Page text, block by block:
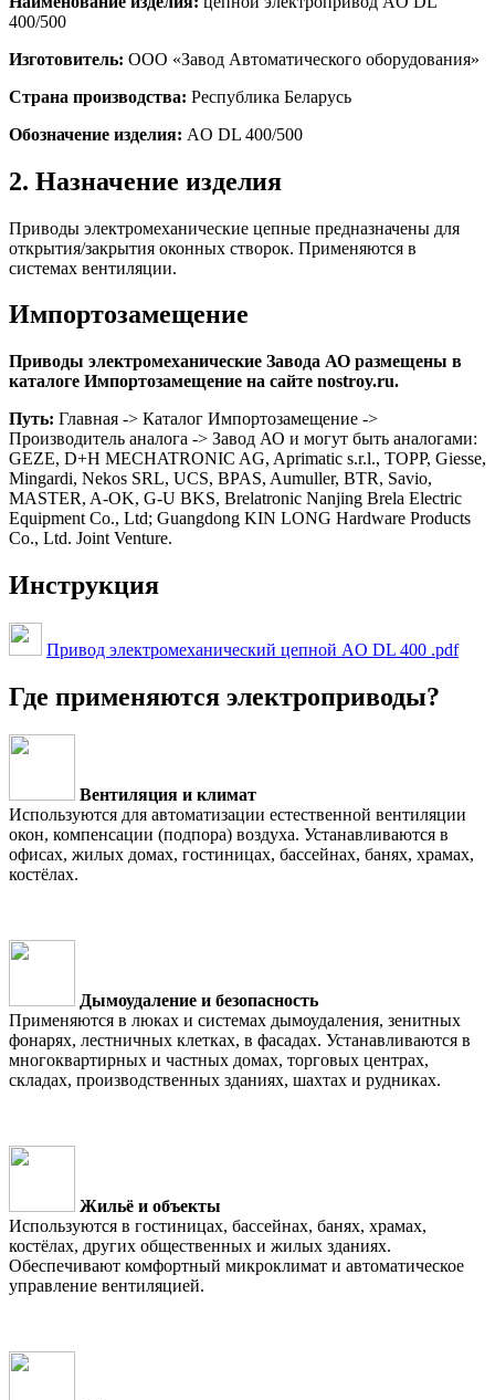
400/500
Изготовитель: ООО «Завод Автоматического оборудования»
Страна производства: Республика Беларусь
Обозначение изделия: AO DL 400/500
2. Назначение изделия
Приводы электромеханические цепные предназначены для
открытия/закрытия оконных створок. Применяются в
системах вентиляции.
Импортозамещение
Приводы электромеханические Завода АО размещены в
каталоге Импортозамещение на сайте nostroy.ru.
Путь: Главная -> Каталог Импортозамещение ->
Производитель аналога -> Завод АО и могут быть аналогами:
GEZE, D+H MECHATRONIC AG, Aprimatic s.r.l., TOPP, Giesse,
Mingardi, Nekos SRL, UCS, BPAS, Aumuller, BTR, Savio,
MASTER, A-OK, G-U BKS, Brelatronic Nanjing Brela Electric
Equipment Co., Ltd; Guangdong KIN LONG Hardware Products
Co., Ltd. Joint Venture.
Инструкция
Привод электромеханический цепной AO DL 400 .pdf
Где применяются электроприводы?
Вентиляция и климат
Используются для автоматизации естественной вентиляции
окон, компенсации (подпора) воздуха. Устанавливаются в
офисах, жилых домах, гостиницах, бассейнах, банях, храмах,
костёлах.
Дымоудаление и безопасность
Применяются в люках и системах дымоудаления, зенитных
фонарях, лестничных клетках, в фасадах. Устанавливаются в
многоквартирных и частных домах, торговых центрах,
складах, производственных зданиях, шахтах и рудниках.
Жильё и объекты
Используются в гостиницах, бассейнах, банях, храмах,
костёлах, других общественных и жилых зданиях.
Обеспечивают комфортный микроклимат и автоматическое
управление вентиляцией.